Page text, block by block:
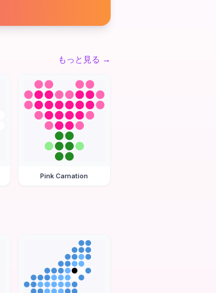
もっと見る →
Pink Carnation